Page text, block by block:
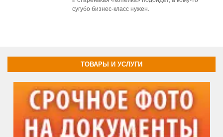
сугубо бизнес-класс нужен.
ТОВАРЫ И УСЛУГИ